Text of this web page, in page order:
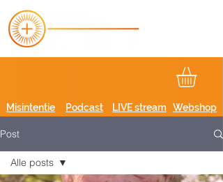
Podcast
Misintentie LIVE stream Webshop
Post
Alle posts